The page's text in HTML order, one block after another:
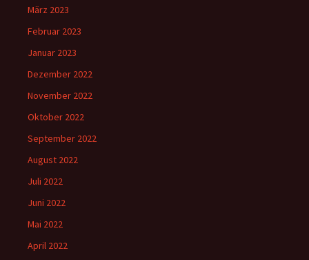
März 2023
Februar 2023
Januar 2023
Dezember 2022
November 2022
Oktober 2022
September 2022
August 2022
Juli 2022
Juni 2022
Mai 2022
April 2022